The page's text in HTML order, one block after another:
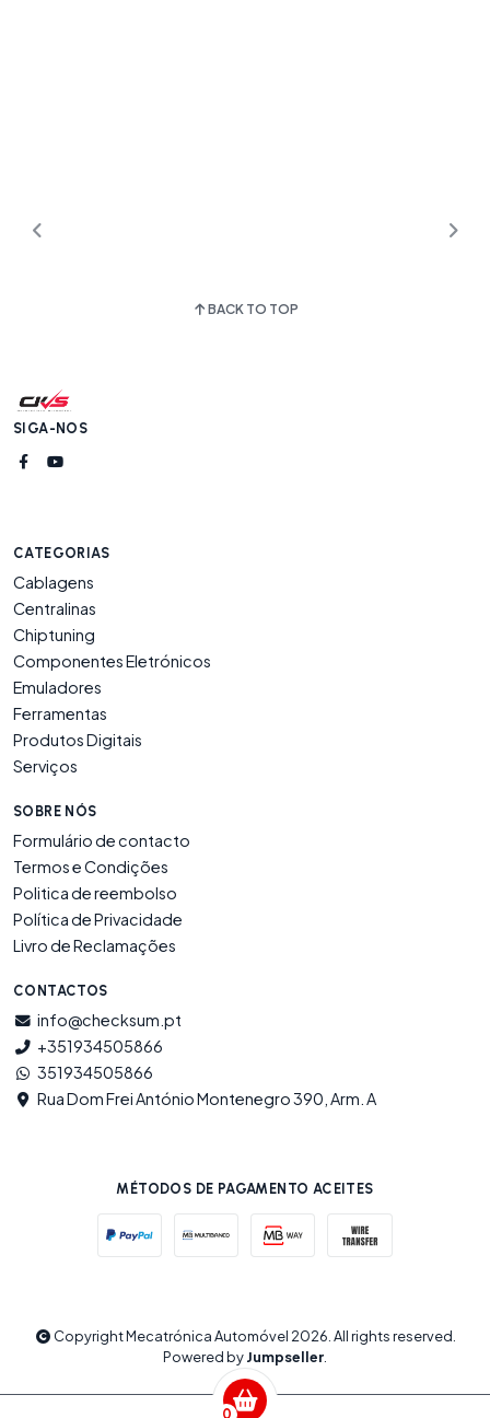
0
BACK TO TOP
SIGA-NOS
CATEGORIAS
Cablagens
Centralinas
Chiptuning
Componentes Eletrónicos
Emuladores
Ferramentas
Produtos Digitais
Serviços
SOBRE NÓS
Formulário de contacto
Termos e Condições
Politica de reembolso
Política de Privacidade
Livro de Reclamações
CONTACTOS
info@checksum.pt
+351934505866
351934505866
Rua Dom Frei António Montenegro 390, Arm. A
MÉTODOS DE PAGAMENTO ACEITES
Copyright Mecatrónica Automóvel 2026. All rights reserved.
Powered byJumpseller